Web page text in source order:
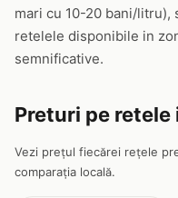
mari cu 10-20 bani/
retelele disponibile in
semnificative.
Preturi pe retele
Vezi prețul fiecărei rețele
comparația locală.